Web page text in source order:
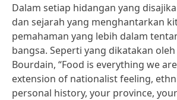
Dalam setiap hidangan yang
dan sejarah yang menghantarkan
pemahaman yang lebih dalam
bangsa. Seperti yang dikatakan
Bourdain, “Food is everything we
extension of nationalist feeling,
personal history, your province,